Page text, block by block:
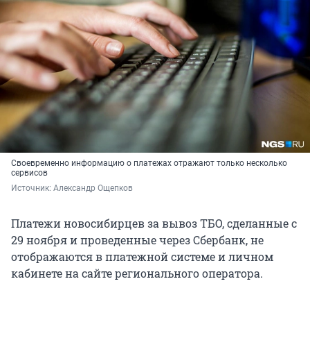
Своевременно информацию о платежах отражают только несколько
сервисов
Источник: Александр Ощепков
Платежи новосибирцев за вывоз ТБО, сделанные с
29 ноября и проведенные через Сбербанк, не
отображаются в платежной системе и личном
кабинете на сайте регионального оператора.